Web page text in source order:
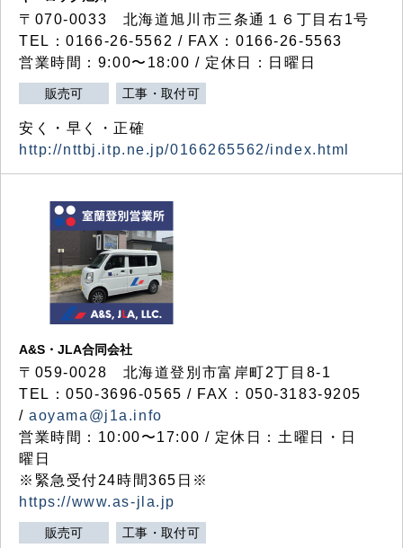
〒070-0033 北海道旭川市三条通１６丁目右1号
TEL：0166-26-5562 / FAX：0166-26-5563
営業時間：9:00〜18:00 / 定休日：日曜日
販売可 工事・取付可
安く・早く・正確
http://nttbj.itp.ne.jp/0166265562/index.html
A&S・JLA合同会社
〒 059-0028 北海道登別市富岸町2丁目 8-1
TEL：050-3696-0565 / FAX：050-3183-9205
/aoyama@j1a.info
営業時間：10:00〜17:00 / 定休日：土曜日・日
曜日
※緊急受付24時間365日※
https://www.as-jla.jp
販売可 工事・取付可